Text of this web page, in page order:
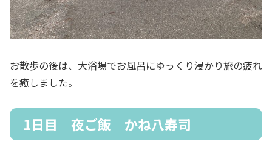
お散歩の後は、大浴場でお風呂にゆっくり浸かり旅の疲れ
を癒しました。
1日目 夜ご飯 かね八寿司